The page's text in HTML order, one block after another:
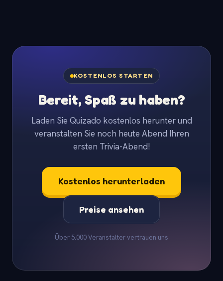
KOSTENLOS STARTEN
Bereit, Spaß zu haben?
Laden Sie Quizado kostenlos herunter und
veranstalten Sie noch heute Abend Ihren
ersten Trivia-Abend!
Kostenlos herunterladen
Preise ansehen
Über 5.000 Veranstalter vertrauen uns